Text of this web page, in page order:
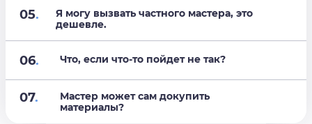
05.
Я могу вызвать частного мастера, это
дешевле.
06. Что, если что-то пойдет не так?
07.
Мастер может сам докупить
материалы?